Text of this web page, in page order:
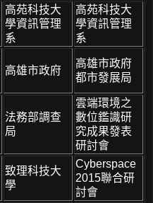
高苑科技大
學資訊管理
系
高苑科技大
學資訊管理
系
高雄市政府
高雄市政府
都市發展局
法務部調查
局
雲端環境之
數位鑑識研
究成果發表
研討會
致理科技大
學
Cyberspace
2015聯合研
討會